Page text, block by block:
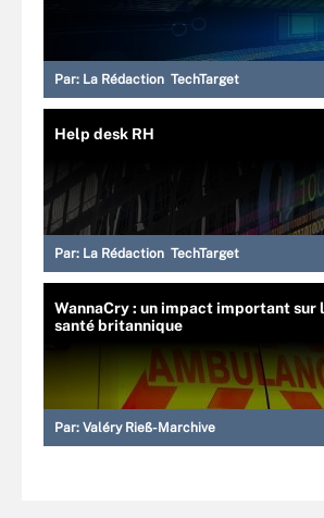
Par: La Rédaction TechTarget
Help desk RH
Par: La Rédaction TechTarget
WannaCry : un impact important sur
santé britannique
Par: Valéry Rieß-Marchive